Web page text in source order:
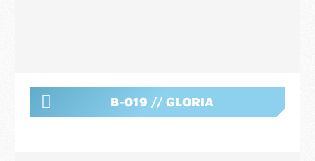
B-019 // GLORIA